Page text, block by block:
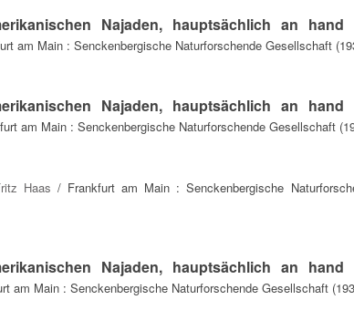
Najaden, hauptsächlich an hand
am Main : Senckenbergische Naturforschende Gesellschaft
Najaden, hauptsächlich an hand
am Main : Senckenbergische Naturforschende Gesellschaft
Haas / Frankfurt am Main : Senckenbergische
Najaden, hauptsächlich an hand
am Main : Senckenbergische Naturforschende Gesellschaft